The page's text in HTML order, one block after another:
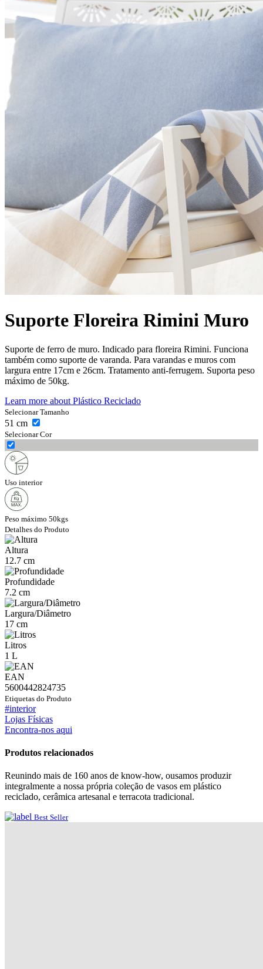
Suporte Floreira Rimini Muro
Suporte de ferro de muro. Indicado para floreira Rimini. Funciona
também como suporte de varanda. Para varandas e muros com
largura entre 17cm e 26cm. Tratamento anti-ferrugem. Suporta peso
máximo de 50kg.
Learn more about Plástico Reciclado
Selecionar Tamanho
51 cm
Selecionar Cor
Uso interior
Peso máximo 50kgs
Detalhes do Produto
Altura
12.7 cm
Profundidade
7.2 cm
Largura/Diâmetro
17 cm
Litros
1 L
EAN
5600442824735
Etiquetas do Produto
#interior
Lojas Físicas
Encontra-nos aqui
Produtos relacionados
Reunindo mais de 160 anos de know-how, ousamos produzir
integralmente a nossa própria coleção de vasos em plástico
reciclado, cerâmica artesanal e terracota tradicional.
Best Seller